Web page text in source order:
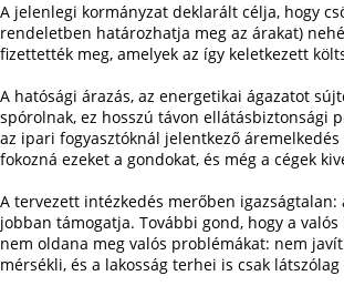
A jelenlegi kormányzat deklarált célja, hogy
rendeletben határozhatja meg az árakat)
fizettették meg, amelyek az így keletkezett
A hatósági árazás, az energetikai ágazatot
spórolnak, ez hosszú távon ellátásbiztonsági
az ipari fogyasztóknál jelentkező
fokozná ezeket a gondokat, és még a cégek
A tervezett intézkedés merőben
jobban támogatja. További gond, hogy a
nem oldana meg valós problémákat: nem
mérsékli, és a lakosság terhei is csak